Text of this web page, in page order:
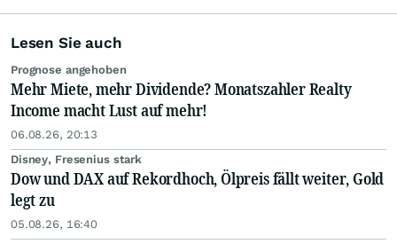
Lesen Sie auch
Prognose angehoben
Mehr Miete, mehr Dividende? Monatszahler Realty
Income macht Lust auf mehr!
06.08.26, 20:13
Disney, Fresenius stark
Dow und DAX auf Rekordhoch, Ölpreis fällt weiter, Gold
legt zu
05.08.26, 16:40